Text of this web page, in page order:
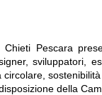
Pescara
sviluppatori,
della